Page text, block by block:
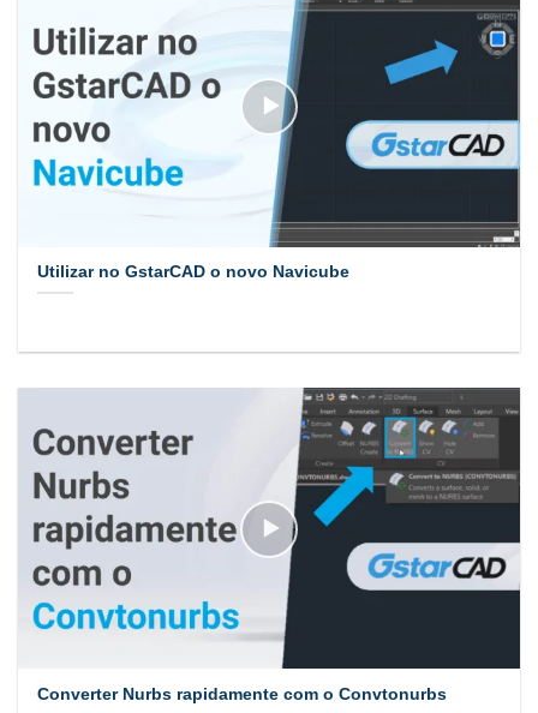
Utilizar no GstarCAD o novo Navicube
Converter Nurbs rapidamente com o Convtonurbs